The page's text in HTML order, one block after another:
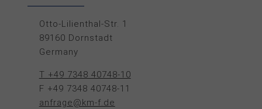
Otto-Lilienthal-Str. 1
89160 Dornstadt
Germany
T +49 7348 40748-10
F +49 7348 40748-11
anfrage@km-f.de